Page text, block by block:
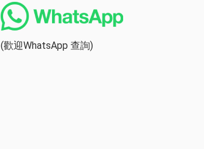
(歡迎WhatsApp 查詢)